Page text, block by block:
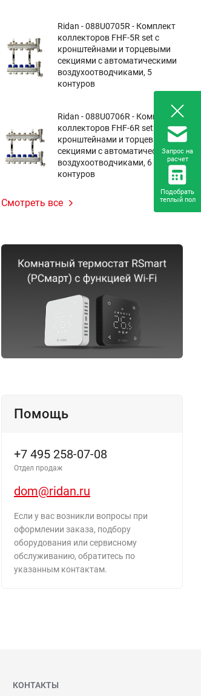
Ridan - 088U0705R - Комплект
коллекторов FHF-5R set с
кронштейнами и торцевыми
секциями с автоматическими
воздухоотводчиками, 5
контуров
Ridan - 088U0706R - Комплект
коллекторов FHF-6R set с
кронштейнами и торцевыми
секциями с автоматическими
воздухоотводчиками, 6
контуров
Смотреть все
Помощь
+7 495 258-07-08
Отдел продаж
dom@ridan.ru
Если у вас возникли вопросы при
оформлении заказа, подбору
оборудования или сервисному
обслуживанию, обратитесь по
указанным контактам.
КОНТАКТЫ
Запрос на
расчет
Подобрать
теплый пол